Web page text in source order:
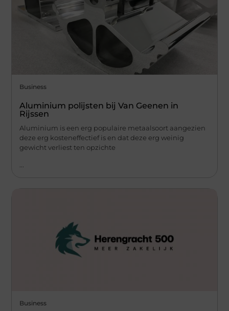
Business
Aluminium polijsten bij Van Geenen in
Rijssen
Aluminium is een erg populaire metaalsoort aangezien
deze erg kosteneffectief is en dat deze erg weinig
gewicht verliest ten opzichte
Business